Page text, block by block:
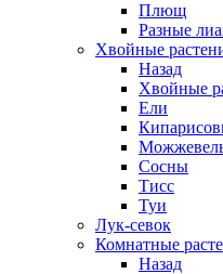
Плющ
Разные
Хвойные
Назад
Хвойные
Ели
Сосны
Тисс
Туи
Лук-севок
Комнатные
Назад